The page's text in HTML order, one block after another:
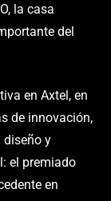
la casa
del
en Axtel, en
de innovación,
diseño y
el premiado
en